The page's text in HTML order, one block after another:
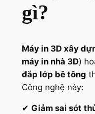
gì?
Máy in 3D xây
máy in nhà 3D)
đắp lớp bê tông
Công nghệ này:
✔ Giảm sai sót